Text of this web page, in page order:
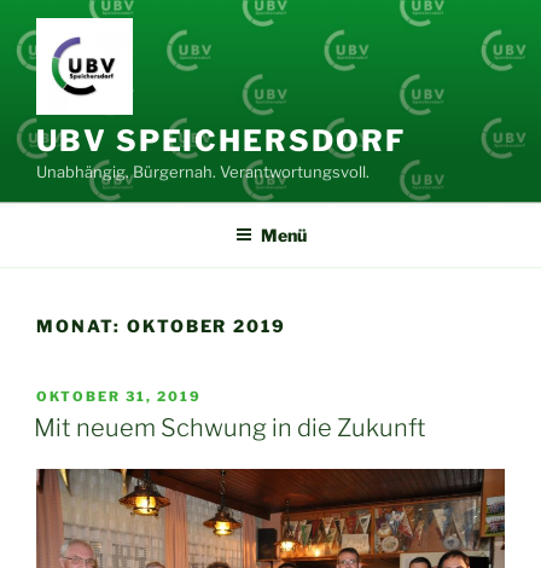
Zum
Inhalt
springen
UBV SPEICHERSDORF
Unabhängig. Bürgernah. Verantwortungsvoll.
Menü
MONAT: OKTOBER 2019
VERÖFFENTLICHT
AM
OKTOBER 31, 2019
Mit neuem Schwung in die Zukunft